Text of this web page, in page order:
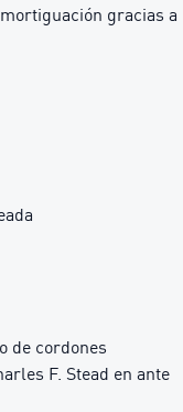
gracias a
de cordones
F. Stead en ante